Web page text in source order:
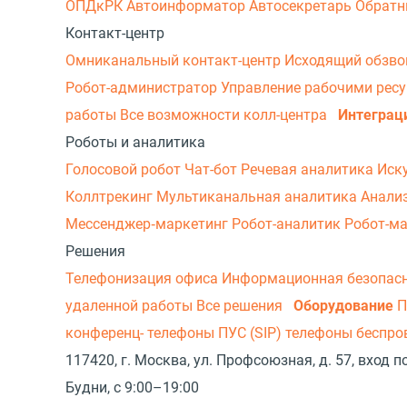
ОПДкРК Автоинформатор Автосекретарь
Контакт-центр
Омниканальный контакт-центр Исходящий
Робот-администратор Управление рабочими
работы Все возможности колл-центра
Роботы и аналитика
Голосовой робот Чат-бот Речевая аналитика
Коллтрекинг Мультиканальная аналитика
Мессенджер‑маркетинг Робот-аналитик Робот-
Решения
Телефонизация офиса Информационная
удаленной работы Все решения Оборудование
конференц- телефоны ПУС (SIP) телефоны
117420, г. Москва, ул. Профсоюзная, д. 57, вход
Будни, с 9:00–19:00